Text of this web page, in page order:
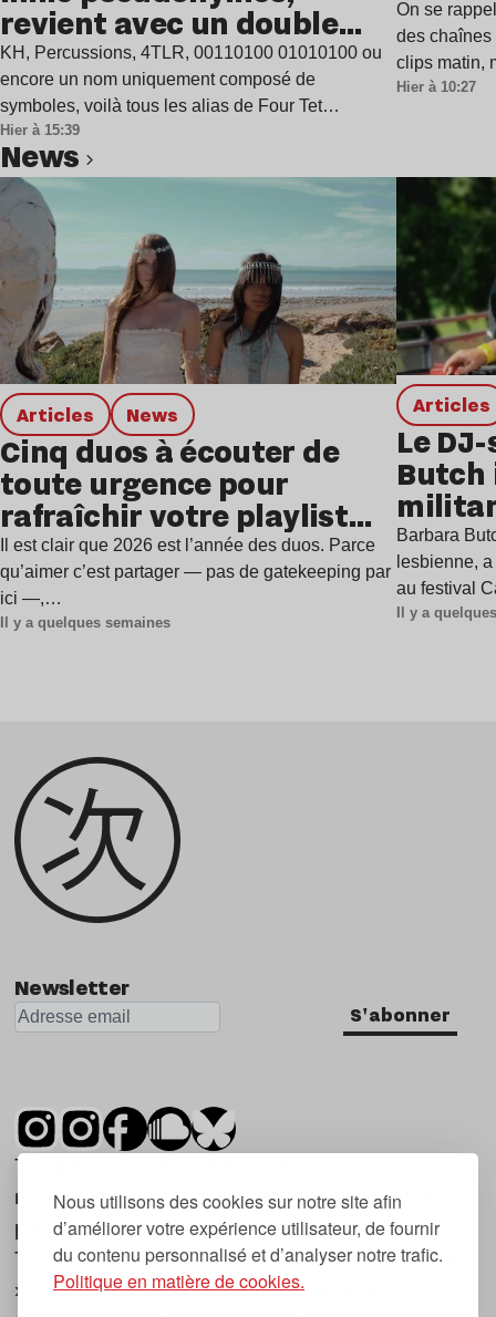
Nous utilisons des cookies sur notre site afin
d’améliorer votre expérience utilisateur, de fournir
du contenu personnalisé et d’analyser notre trafic.
Politique en matière de cookies.
revient avec un double
single
KH, Percussions, 4TLR, 00110100 01010100 ou
encore un nom uniquement composé de
symboles, voilà tous les alias de Four Tet…
Hier à 15:39
On se
des
clips matin,
Hier à 10:27
news
Articles news
Cinq duos à écouter de
toute urgence pour
rafraîchir votre playlist
estivale
Il est clair que 2026 est l’année des duos. Parce
qu’aimer c’est partager — pas de gatekeeping par
ici —,…
Il y a quelques semaines
Articles
Le
Butch
à
Barbara
lesbienne,
au festival
Il y a
Lire l’article
Newsletter
S'abonner
Tsugi est un mensuel indépendant sur la
musique et les nouvelles tendances, dont la
première parution date de 2007.
Tsugi en japonais signifie « prochain », « suivant
», ce qui correspond à la thématique du